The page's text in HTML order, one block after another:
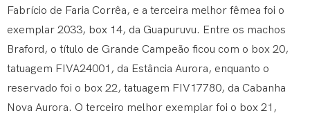
Fabrício de Faria Corrêa, e a terceira melhor fêmea foi o
exemplar 2033, box 14, da Guapuruvu. Entre os machos
Braford, o título de Grande Campeão ficou com o box 20,
tatuagem FIVA24001, da Estância Aurora, enquanto o
reservado foi o box 22, tatuagem FIV17780, da Cabanha
Nova Aurora. O terceiro melhor exemplar foi o box 21,